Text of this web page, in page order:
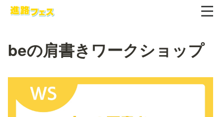
beの肩書きワークショップ